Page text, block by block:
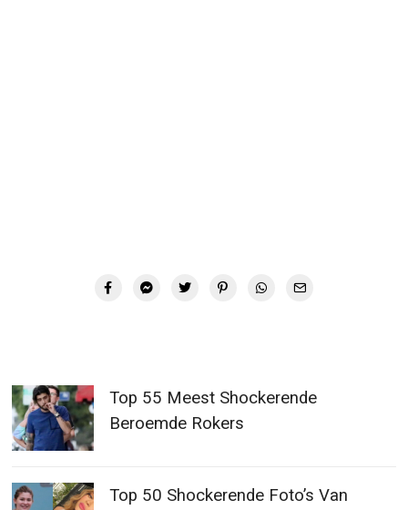
Top 55 Meest Shockerende
Beroemde Rokers
Top 50 Shockerende Foto’s Van